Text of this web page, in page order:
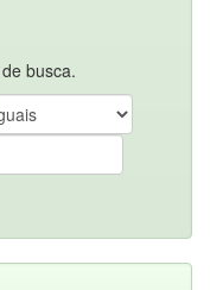
busca.